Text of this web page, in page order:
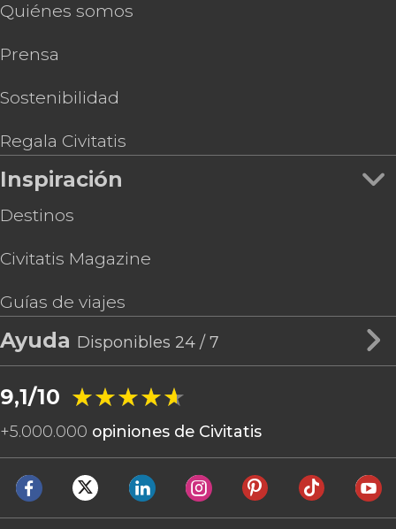
Quiénes somos
Prensa
Sostenibilidad
Regala Civitatis
Inspiración
Destinos
Civitatis Magazine
Guías de viajes
Ayuda Disponibles 24 / 7
9,1/10 ★★★★★
★★★★★
+5.000.000 opiniones de Civitatis